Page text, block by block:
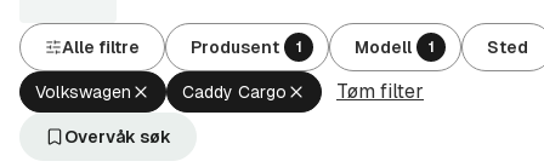
Alle filtre Produsent 1 Modell 1 Sted
Volkswagen Fjern
aktivt
filter
Caddy Cargo Fjern
aktivt
Tøm filter
Overvåk søk